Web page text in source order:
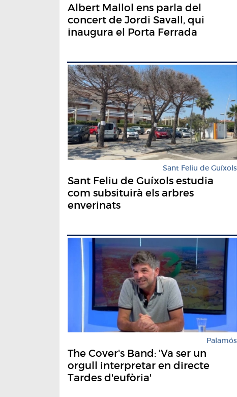
Albert Mallol ens parla del
concert de Jordi Savall, qui
inaugura el Porta Ferrada
Sant Feliu de Guíxols
Sant Feliu de Guíxols estudia
com subsituirà els arbres
enverinats
Palamós
The Cover's Band: 'Va ser un
orgull interpretar en directe
Tardes d'eufòria'